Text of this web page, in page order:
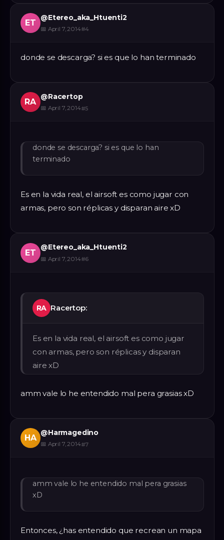
ET
@Etereo_aka_Htuenti2
📅 April 7, 2014#4
donde se descarga? si es que lo han terminado
RA
@Racertop
📅 April 7, 2014#5
donde se descarga? si es que lo han
terminado
Es en la vida real, el airsoft es como jugar con
armas, pero son réplicas y disparan aire xD
ET
@Etereo_aka_Htuenti2
📅 April 7, 2014#6
RA Racertop:
Es en la vida real, el airsoft es como jugar
con armas, pero son réplicas y disparan
aire xD
amm vale lo he entendido mal pera grasias xD
HA
@Harmagedino
📅 April 7, 2014#7
amm vale lo he entendido mal pera grasias
xD
Entonces, ¿has entendido que recrean un mapa